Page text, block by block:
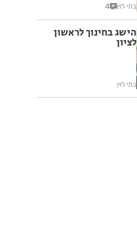
בתי לוין 4
הישג בחינוך לראשון
לציון
בתי לוין